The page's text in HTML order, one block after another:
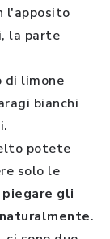
l'apposito
la parte
di limone
bianchi
potete
solo le
piegare gli
.